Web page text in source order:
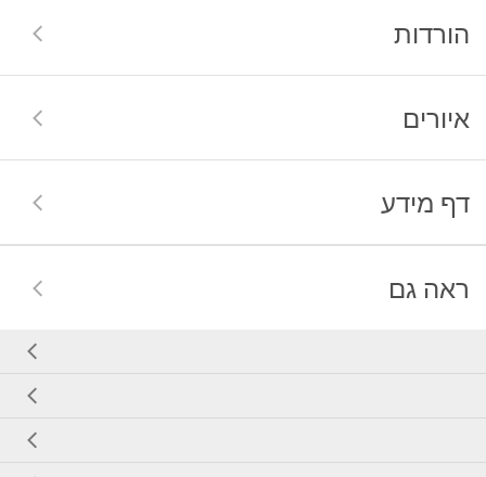
הורדות
איורים
דף מידע
ראה גם